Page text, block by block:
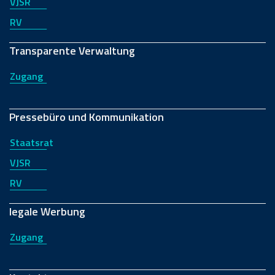
RV
Transparente Verwaltung
Zugang
Pressebüro und Kommunikation
Staatsrat
VJSR
RV
legale Werbung
Zugang